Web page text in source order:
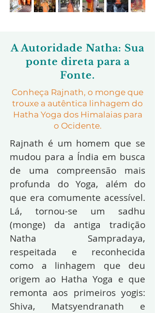
A Autoridade Natha: Sua
ponte direta para a
Fonte.
Conheça Rajnath, o monge que
trouxe a autêntica linhagem do
Hatha Yoga dos Himalaias para
o Ocidente.
Rajnath é um homem que se
mudou para a Índia em busca
de uma compreensão mais
profunda do Yoga, além do
que era comumente acessível.
Lá, tornou-se um sadhu
(monge) da antiga tradição
Natha Sampradaya,
respeitada e reconhecida
como a linhagem que deu
origem ao Hatha Yoga e que
remonta aos primeiros yogis:
Shiva, Matsyendranath e